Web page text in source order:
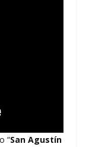
“San Agustín